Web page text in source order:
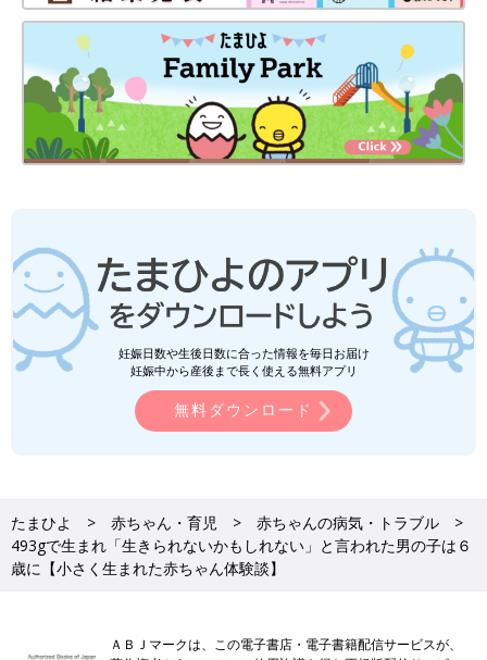
妊娠日数や生後日数に合った情報を毎日お届け
妊娠中から産後まで長く使える無料アプリ
無料ダウンロード
たまひよ 赤ちゃん・育児
赤ちゃんの病気・トラブル
493gで生まれ「生きられないかもしれない」と言われた男の子は６
歳に【小さく生まれた赤ちゃん体験談】
ＡＢＪマークは、この電子書店・電子書籍配信サービスが、